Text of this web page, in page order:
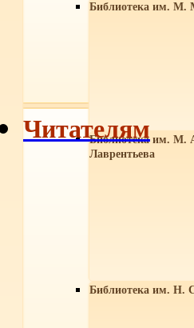
Библиотека им. М.
Библиотека им. М.
Лаврентьева
Библиотека им. Н.
Читателям